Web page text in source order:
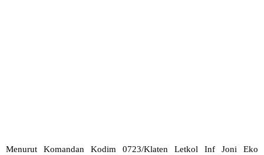
Menurut Komandan Kodim 0723/Klaten Letkol Inf Joni Eko